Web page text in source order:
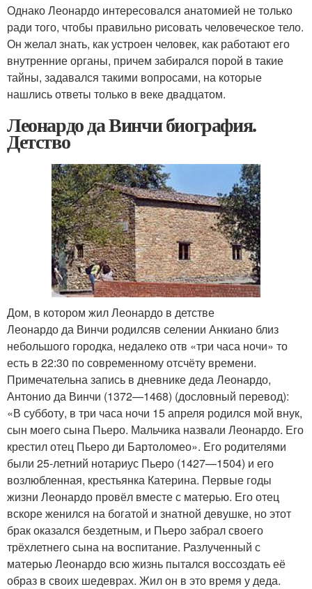
Однако Леонардо интересовался анатомией не только
ради того, чтобы правильно рисовать человеческое тело.
Он желал знать, как устроен человек, как работают его
внутренние органы, причем забирался порой в такие
тайны, задавался такими вопросами, на которые
нашлись ответы только в веке двадцатом.
Леонардо да Винчи биография.
Детство
Дом, в котором жил Леонардо в детстве
Леонардо да Винчи родилсяв селении Анкиано близ
небольшого городка, недалеко отв «три часа ночи» то
есть в 22:30 по современному отсчёту времени.
Примечательна запись в дневнике деда Леонардо,
Антонио да Винчи (1372—1468) (дословный перевод):
«В субботу, в три часа ночи 15 апреля родился мой внук,
сын моего сына Пьеро. Мальчика назвали Леонардо. Его
крестил отец Пьеро ди Бартоломео». Его родителями
были 25-летний нотариус Пьеро (1427—1504) и его
возлюбленная, крестьянка Катерина. Первые годы
жизни Леонардо провёл вместе с матерью. Его отец
вскоре женился на богатой и знатной девушке, но этот
брак оказался бездетным, и Пьеро забрал своего
трёхлетнего сына на воспитание. Разлученный с
матерью Леонардо всю жизнь пытался воссоздать её
образ в своих шедеврах. Жил он в это время у деда.